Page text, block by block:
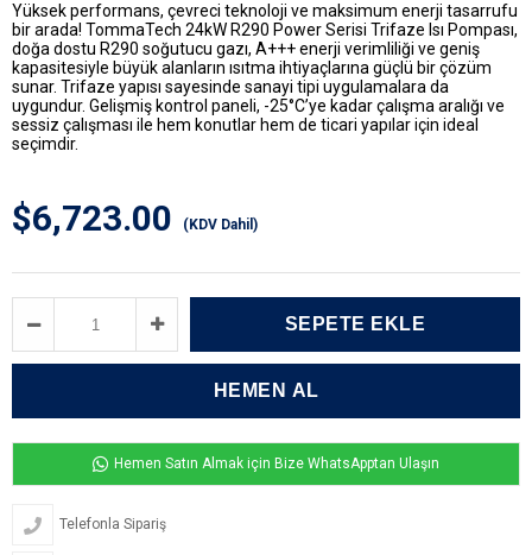
Yüksek performans, çevreci teknoloji ve maksimum enerji tasarrufu
bir arada! TommaTech 24kW R290 Power Serisi Trifaze Isı Pompası,
doğa dostu R290 soğutucu gazı, A+++ enerji verimliliği ve geniş
kapasitesiyle büyük alanların ısıtma ihtiyaçlarına güçlü bir çözüm
sunar. Trifaze yapısı sayesinde sanayi tipi uygulamalara da
uygundur. Gelişmiş kontrol paneli, -25°C’ye kadar çalışma aralığı ve
sessiz çalışması ile hem konutlar hem de ticari yapılar için ideal
seçimdir.
$6,723.00 (KDV Dahil)
Hemen Satın Almak için Bize WhatsApptan Ulaşın
Telefonla Sipariş